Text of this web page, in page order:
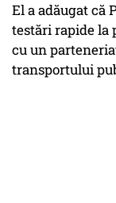
El a adăugat că
testări rapide la
cu un
transportului